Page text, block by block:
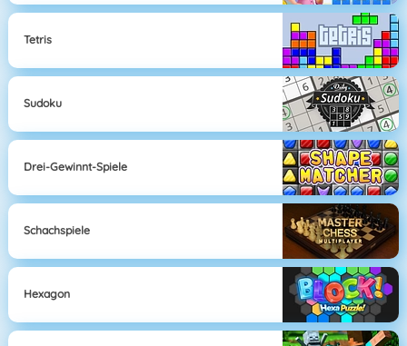
Tetris
Sudoku
Drei-Gewinnt-Spiele
Schachspiele
Hexagon